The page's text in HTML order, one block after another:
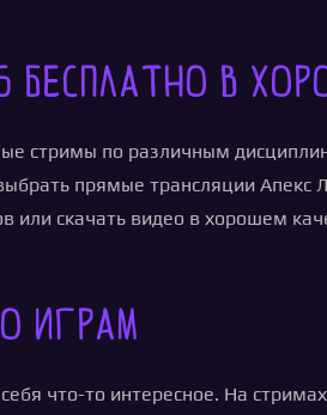
бесплатно в
стримы по различным
прямые трансляции Апекс
скачать видео в хорошем
играм
что-то интересное. На